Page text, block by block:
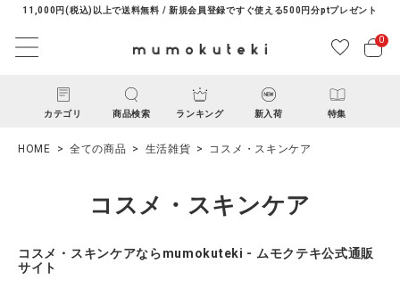
11,000円(税込)以上で送料無料 / 新規会員登録ですぐ使える500円分ptプレゼント
0
カテゴリ 商品検索 ランキング 新入荷 特集
HOME 全ての商品 生活雑貨 コスメ・スキンケア
コスメ・スキンケア
コスメ・スキンケアならmumokuteki - ムモクテキ公式通販
サイト